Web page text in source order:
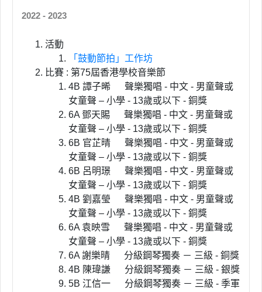
2022 - 2023
活動
「鼓動節拍」工作坊
比賽 : 第75屆香港學校音樂節
4B 譚子晞 聲樂獨唱 - 中文 - 男童聲或
女童聲 – 小學 - 13歲或以下 - 銅獎
6A 鄧天賜 聲樂獨唱 - 中文 - 男童聲或
女童聲 – 小學 - 13歲或以下 - 銅獎
6B 官芷晴 聲樂獨唱 - 中文 - 男童聲或
女童聲 – 小學 - 13歲或以下 - 銅獎
6B 呂明璟 聲樂獨唱 - 中文 - 男童聲或
女童聲 – 小學 - 13歲或以下 - 銅獎
4B 劉嘉瑩 聲樂獨唱 - 中文 - 男童聲或
女童聲 – 小學 - 13歲或以下 - 銅獎
6A 袁映雪 聲樂獨唱 - 中文 - 男童聲或
女童聲 – 小學 - 13歲或以下 - 銅獎
6A 謝樂晴 分級鋼琴獨奏 － 三級 - 銅獎
4B 陳瑋謙 分級鋼琴獨奏 － 三級 - 銀獎
5B 江信一 分級鋼琴獨奏 － 三級 - 季軍